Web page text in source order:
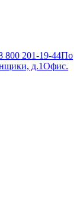
800 201-19-44По
д.1Офис.